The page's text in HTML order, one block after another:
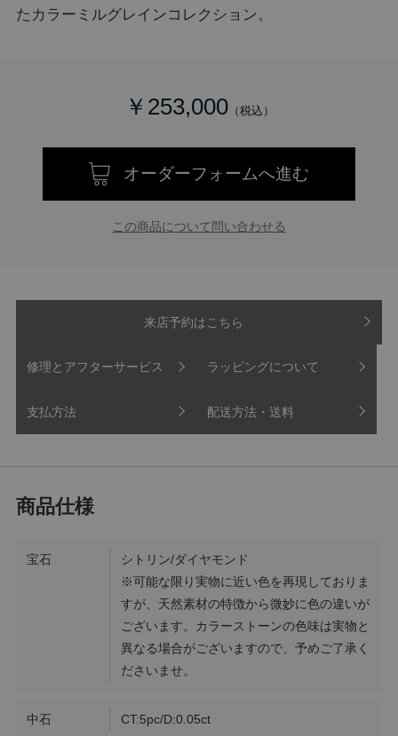
たカラーミルグレインコレクション。
￥253,000
オーダーフォームへ進む
この商品について問い合わせる
来店予約はこちら
修理とアフターサービス ラッピングについて
支払方法 配送方法・送料
宝石
シトリン/ダイヤモンド
※可能な限り実物に近い色を再現しておりま
すが、天然素材の特徴から微妙に色の違いが
ございます。カラーストーンの色味は実物と
異なる場合がございますので、予めご了承く
ださいませ。
中石 CT:5pc/D:0.05ct